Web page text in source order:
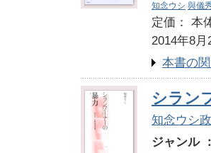
知念ウシ 與儀
定価：
2014年8月
本書の
シラン
知念ウシ
ジャンル